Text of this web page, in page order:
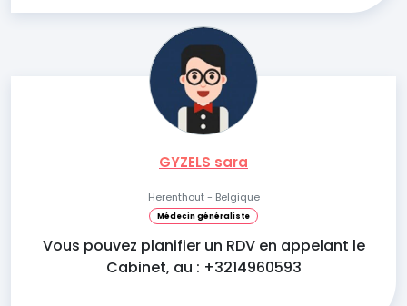
GYZELS sara
Herenthout - Belgique
Médecin généraliste
Vous pouvez planifier un RDV en appelant le
Cabinet, au : +3214960593